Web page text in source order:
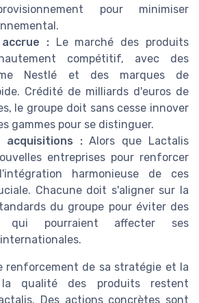
pour minimiser
:Le marché des produits
compétitif, avec des
Nestlé et des marques de
Crédité de milliards d'euros de
le groupe doit sans cesse innover
gammes pour se distinguer.
acquisitions :Alors que Lactalis
entreprises pour renforcer
harmonieuse de ces
Chacune doit s'aligner sur la
du groupe pour éviter des
qui pourraient affecter ses
renforcement de sa stratégie et la
qualité des produits restent
Des actions concrètes sont